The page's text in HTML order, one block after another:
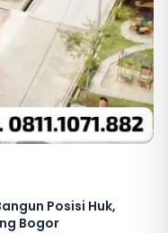
Posisi Huk,
Bogor